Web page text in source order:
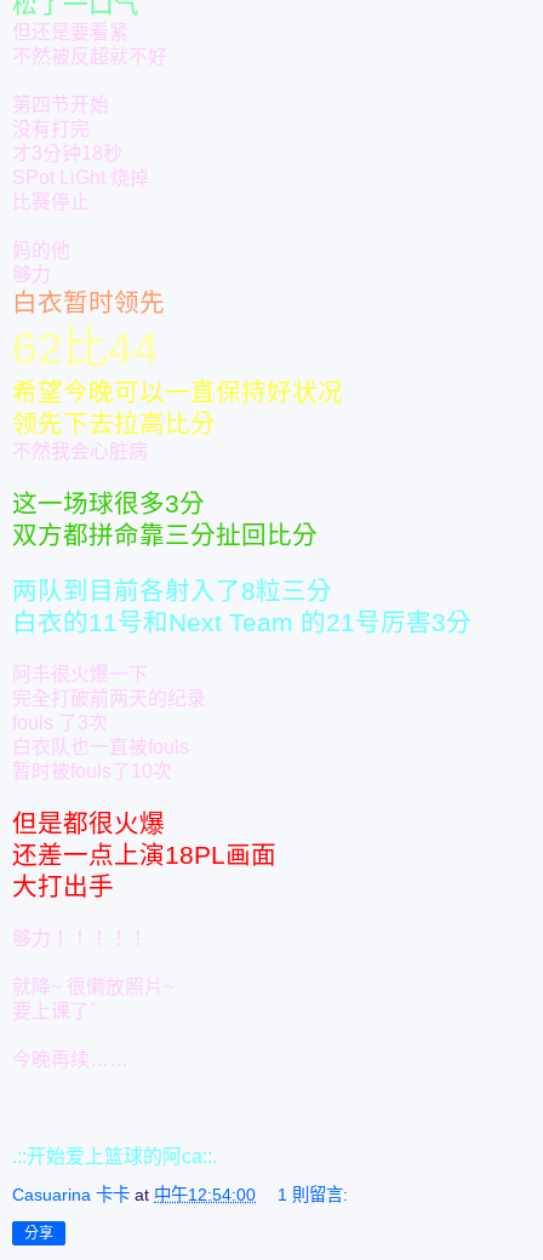
但还是要看紧
不然被反超就不好
第四节开始
没有打完
才3分钟18秒
SPot LiGht 烧掉
比赛停止
妈的他
够力
白衣暂时领先
62比44
希望今晚可以一直保持好状况
领先下去拉高比分
不然我会心脏病
这一场球很多3分
双方都拼命靠三分扯回比分
两队到目前各射入了8粒三分
白衣的11号和Next Team 的21号厉害3分
阿丰很火爆一下
完全打破前两天的纪录
fouls 了3次
白衣队也一直被fouls
暂时被fouls了10次
但是都很火爆
还差一点上演18PL画面
大打出手
够力！！！！！
就降~ 很懒放照片~
要上课了`
今晚再续……
.::开始爱上篮球的阿ca::.
Casuarina 卡卡 at 中午12:54:00 1 則留言:
分享